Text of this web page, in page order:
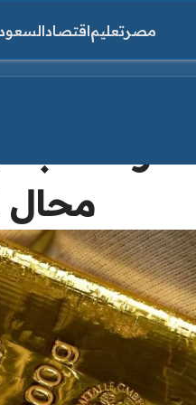
مصرتعليماقتصاد
محال